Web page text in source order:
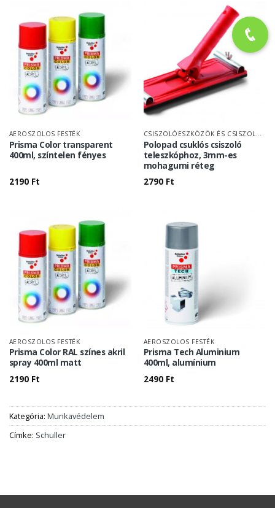
AEROSZOLOS FESTÉK
Prisma Color transparent
400ml, színtelen fényes
2190 Ft
CSISZOLÓESZKÖZÖK ÉS CSISZOLÓPAPÍR
Polopad csuklós csiszoló
teleszkóphoz, 3mm-es
mohagumi réteg
2790 Ft
AEROSZOLOS FESTÉK
Prisma Color RAL színes akril
spray 400ml matt
2190 Ft
AEROSZOLOS FESTÉK
Prisma Tech Aluminium
400ml, alumínium
2490 Ft
Kategória: Munkavédelem
Címke: Schuller